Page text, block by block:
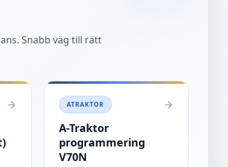
Snabb väg till rätt
ATRAKTOR
A-Traktor
programmering
V70N